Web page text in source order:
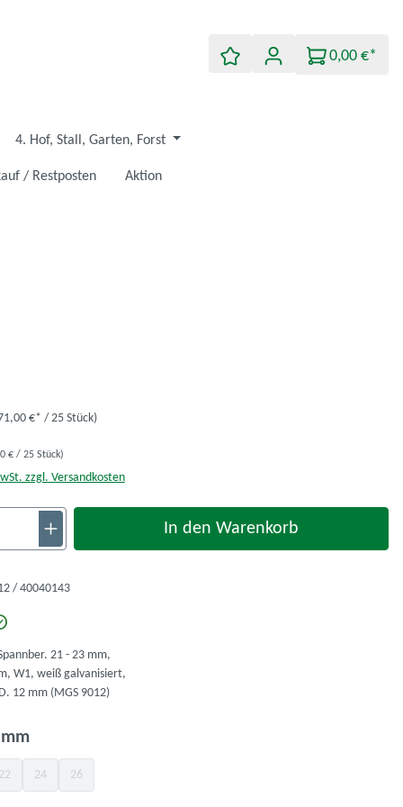
0,00 €*
4. Hof, Stall, Garten, Forst
/ Restposten Aktion
€* / 25 Stück)
€ / 25 Stück)
zzgl. Versandkosten
Gib den gewünschten Wert ein oder
In den Warenkorb
/ 40040143
21 - 23 mm,
W1, weiß galvanisiert,
12 mm (MGS 9012)
auswählen
ist zurzeit nicht verfügbar.)
22(Diese Option ist zurzeit nicht verfügbar.)
24
(Diese Option ist zurzeit nicht verfügbar.)
26(Diese Option ist zurzeit nicht verfügbar.)